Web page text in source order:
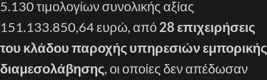
5.130 τιμολογίων συνολικής αξίας
151.133.850,64 ευρώ, από28 επιχειρήσεις
του κλάδου παροχής υπηρεσιών εμπορικής
διαμεσολάβησης, οι οποίες δεν απέδωσαν